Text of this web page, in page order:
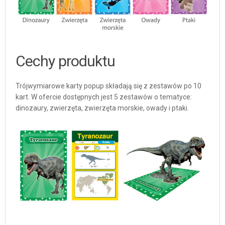
Cechy produktu
Trójwymiarowe karty popup składają się z zestawów po 10
kart. W ofercie dostępnych jest 5 zestawów o tematyce:
dinozaury, zwierzęta, zwierzęta morskie, owady i ptaki.